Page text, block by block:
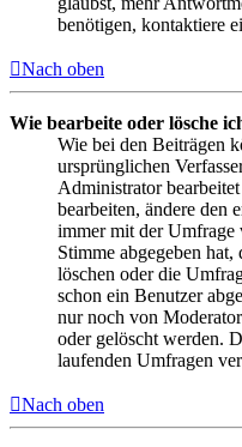
benötigen, kontaktiere
Nach oben
Wie bearbeite oder lösche
Wie bei den Beiträgen
ursprünglichen
Administrator
bearbeiten, ändere den
immer mit der Umfrage
Stimme abgegeben
löschen oder die
schon ein Benutzer
nur noch von
oder gelöscht werden.
laufenden Umfragen
Nach oben